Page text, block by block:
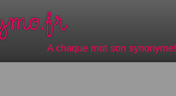
A chaque mot son synonyme!